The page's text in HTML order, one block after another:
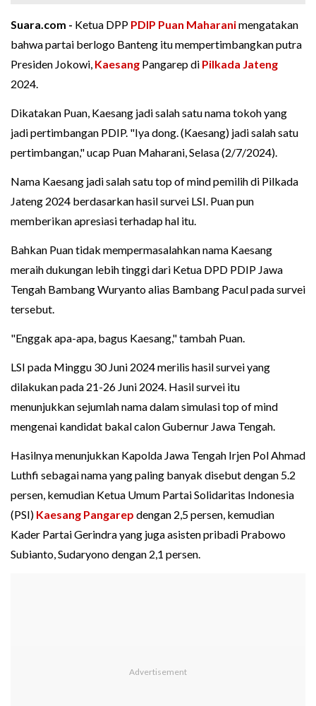
Suara.com - Ketua DPP PDIP Puan Maharanimengatakan
bahwa partai berlogo Banteng itu mempertimbangkan putra
Presiden Jokowi, Kaesang Pangarep di Pilkada Jateng
2024.
Dikatakan Puan, Kaesang jadi salah satu nama tokoh yang
jadi pertimbangan PDIP. "Iya dong. (Kaesang) jadi salah satu
pertimbangan," ucap Puan Maharani, Selasa (2/7/2024).
Nama Kaesang jadi salah satu top of mind pemilih di Pilkada
Jateng 2024 berdasarkan hasil survei LSI. Puan pun
memberikan apresiasi terhadap hal itu.
Bahkan Puan tidak mempermasalahkan nama Kaesang
meraih dukungan lebih tinggi dari Ketua DPD PDIP Jawa
Tengah Bambang Wuryanto alias Bambang Pacul pada survei
tersebut.
"Enggak apa-apa, bagus Kaesang," tambah Puan.
LSI pada Minggu 30 Juni 2024 merilis hasil survei yang
dilakukan pada 21-26 Juni 2024. Hasil survei itu
menunjukkan sejumlah nama dalam simulasi top of mind
mengenai kandidat bakal calon Gubernur Jawa Tengah.
Hasilnya menunjukkan Kapolda Jawa Tengah Irjen Pol Ahmad
Luthfi sebagai nama yang paling banyak disebut dengan 5.2
persen, kemudian Ketua Umum Partai Solidaritas Indonesia
(PSI) Kaesang Pangarep dengan 2,5 persen, kemudian
Kader Partai Gerindra yang juga asisten pribadi Prabowo
Subianto, Sudaryono dengan 2,1 persen.